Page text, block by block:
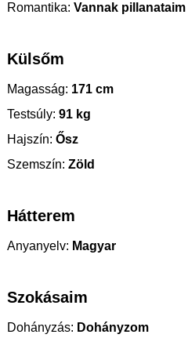
Romantika: Vannak pillanataim
Külsőm
Magasság: 171 cm
Testsúly: 91 kg
Hajszín: Ősz
Szemszín: Zöld
Hátterem
Anyanyelv: Magyar
Szokásaim
Dohányzás: Dohányzom